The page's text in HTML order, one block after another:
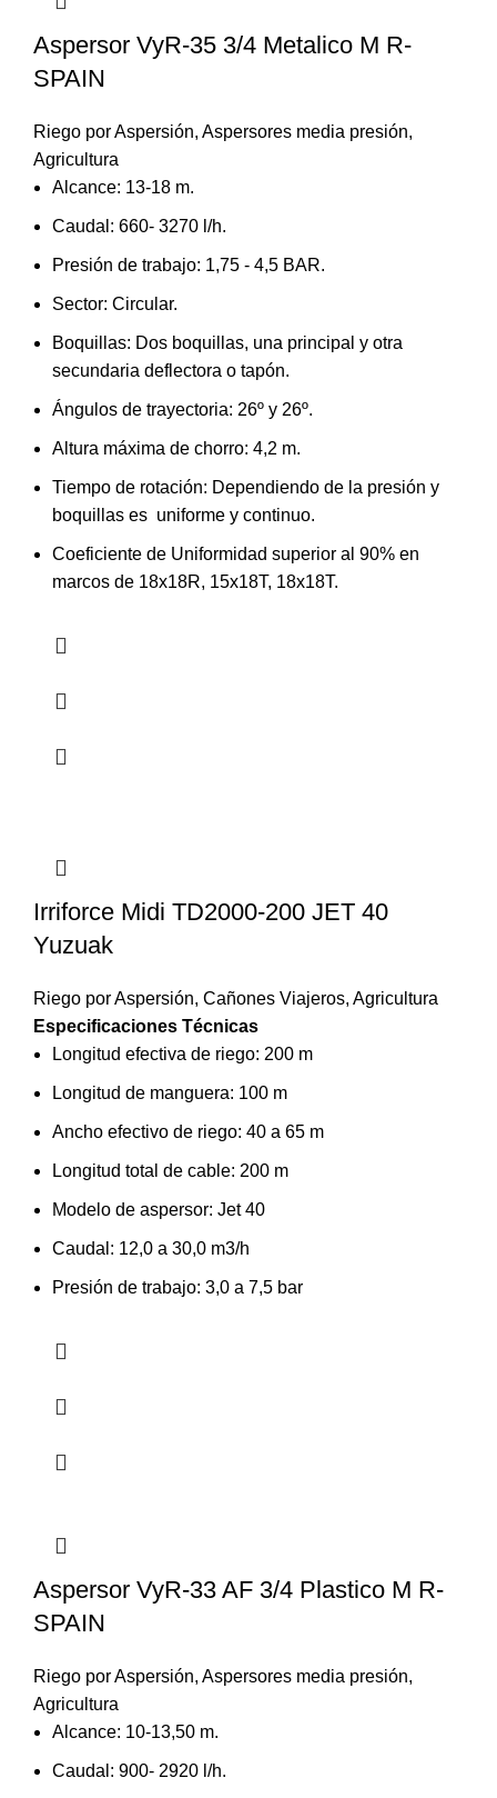
Aspersor VyR-35 3/4 Metalico M R-
SPAIN
Riego por Aspersión, Aspersores media presión,
Agricultura
Alcance: 13-18 m.
Caudal: 660- 3270 l/h.
Presión de trabajo: 1,75 - 4,5 BAR.
Sector: Circular.
Boquillas: Dos boquillas, una principal y otra
secundaria deflectora o tapón.
Ángulos de trayectoria: 26º y 26º.
Altura máxima de chorro: 4,2 m.
Tiempo de rotación: Dependiendo de la presión y
boquillas es uniforme y continuo.
Coeficiente de Uniformidad superior al 90% en
marcos de 18x18R, 15x18T, 18x18T.
Irriforce Midi TD2000-200 JET 40
Yuzuak
Riego por Aspersión, Cañones Viajeros, Agricultura
Especificaciones Técnicas
Longitud efectiva de riego: 200 m
Longitud de manguera: 100 m
Ancho efectivo de riego: 40 a 65 m
Longitud total de cable: 200 m
Modelo de aspersor: Jet 40
Caudal: 12,0 a 30,0 m3/h
Presión de trabajo: 3,0 a 7,5 bar
Aspersor VyR-33 AF 3/4 Plastico M R-
SPAIN
Riego por Aspersión, Aspersores media presión,
Agricultura
Alcance: 10-13,50 m.
Caudal: 900- 2920 l/h.